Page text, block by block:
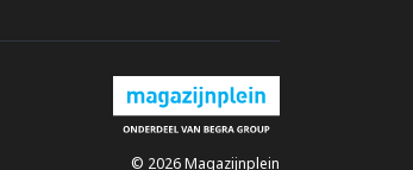
© 2026 Magazijnplein